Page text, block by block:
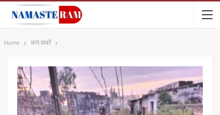
Home अन्य खबरें